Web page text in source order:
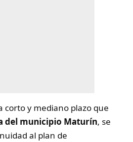
corto y mediano plazo que
del municipio Maturín, se
al plan de